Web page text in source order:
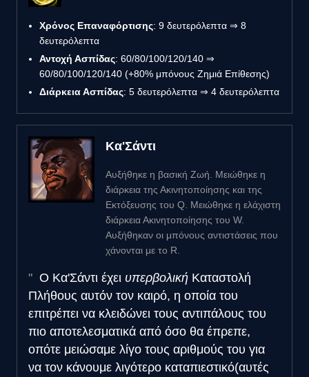
Χρόνος Επαναφόρτισης: 9 δευτερόλεπτα ⇒ 8
δευτερόλεπτα
Αντοχή Ασπίδας: 60/80/100/120/140 ⇒
60/80/100/120/140 (+80% μπόνους Ζημιά Επίθεσης)
Διάρκεια Ασπίδας: 5 δευτερόλεπτα ⇒ 4 δευτερόλεπτα
Κα'Σάντι
Αυξήθηκε η βασική Ζωή. Μειώθηκε η
διάρκεια της Ακινητοποίησης και της
Εκτόξευσης του Q. Μειώθηκε η ελάχιστη
διάρκεια Ακινητοποίησης του W.
Αυξήθηκαν οι μπόνους αντιστάσεις που
χάνονται με το R.
Ο Κα'Σάντι έχει υπερβολική Καταστολή
Πλήθους αυτόν τον καιρό, η οποία του
επιτρέπει να κλειδώνει τους αντιπάλους του
πιο αποτελεσματικά από όσο θα έπρεπε,
οπότε μειώσαμε λίγο τους αριθμούς του για
να τον κάνουμε λιγότερο καταπιεστικό(αυτές